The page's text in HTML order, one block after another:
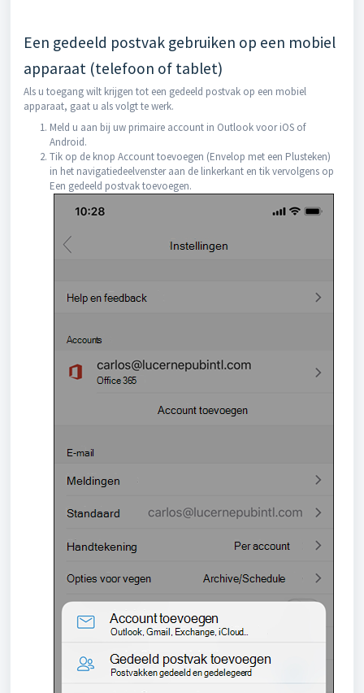
Een gedeeld postvak gebruiken op een mobiel
apparaat (telefoon of tablet)
Als u toegang wilt krijgen tot een gedeeld postvak op een mobiel
apparaat, gaat u als volgt te werk.
Meld u aan bij uw primaire account in Outlook voor iOS of
Android.
Tik op de knop Account toevoegen (Envelop met een Plusteken)
in het navigatiedeelvenster aan de linkerkant en tik vervolgens op
Een gedeeld postvak toevoegen.